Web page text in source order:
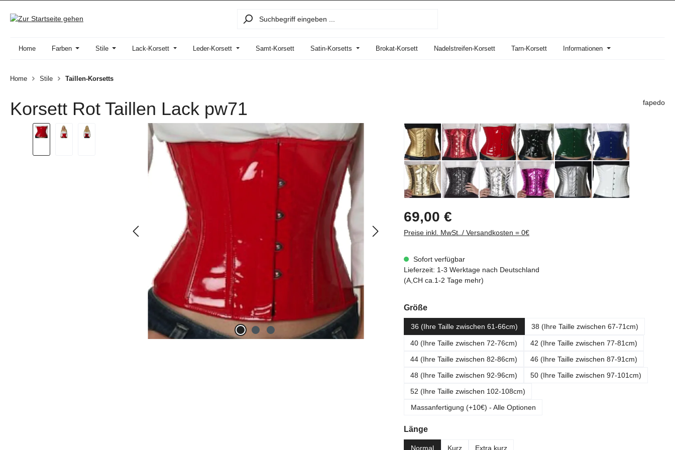
Home Farben Stile Lack-Korsett Leder-Korsett Samt-Korsett Satin-Korsetts Brokat-Korsett Nadelstreifen-Korsett Tarn-Korsett Informationen
Home Stile Taillen-Korsetts
Korsett Rot Taillen Lack pw71 fapedo
Bildergalerie überspringen
Regulärer Preis:
69,00 €
Preise inkl. MwSt../ Versandkosten = 0€
Sofort verfügbar
Lieferzeit: 1-3 Werktage nach Deutschland
(A,CH ca.1-2 Tage mehr)
Größeauswählen
36 (Ihre Taille zwischen 61-66cm) 38 (Ihre Taille zwischen 67-71cm)
40 (Ihre Taille zwischen 72-76cm)
42 (Ihre Taille zwischen 77-81cm)
44 (Ihre Taille zwischen 82-86cm)
46 (Ihre Taille zwischen 87-91cm)
48 (Ihre Taille zwischen 92-96cm)
50 (Ihre Taille zwischen 97-101cm)
52 (Ihre Taille zwischen 102-108cm)
Massanfertigung (+10€) - Alle Optionen
Längeauswählen
Normal Kurz Extra kurz